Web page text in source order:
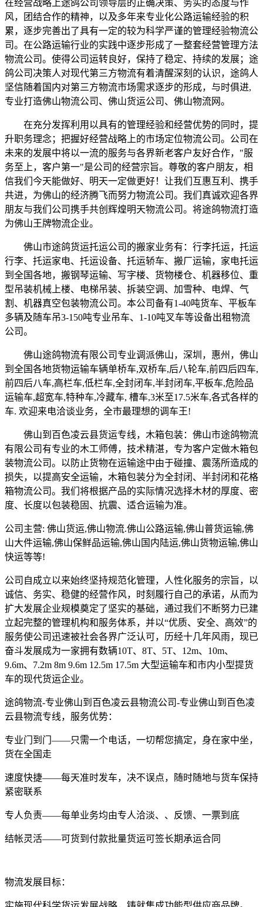
在经营战略上途鸽公司领导层的正确决策、务实的态度与作
风，团结合作的精神，以及多年来专业化公路运输经验的积
累，逐步完善出了具有一定的较为科学严谨的管理经验物流公
司。在公路运输行业的实践中逐步形成了一整套经营管理方法
物流公司。使得公司运转良好，保持了稳定、持续的发展；途
鸽公司决策人对现代第三方物流有着清醒深刻的认识，途鸽人
坚信随着国内对第三方物流市场需求逐步的形成，与时俱进,
专业打造佛山物流公司、佛山货运公司、佛山物流网。
在充分发挥利用以具有的管理经验和经营优势的同时，提
升职务理念；把握好经营战略上的市场定位物流公司。公司在
未来的发展中将以一流的服务与各界新老客户友好合作，"服
务至上，客户第一"是公司的经营宗旨。尊敬的客户朋友，相
信我们今天能做好、明天一定做更好！让我们互惠互利、携手
共进，为佛山的经济腾飞而努力物流公司。我们真诚欢迎各界
朋友与我们公司携手共创辉煌明天物流公司。将途鸽物流打造
为佛山王牌物流企业。
佛山市途鸽货运托运公司的搬家业务有：行李托运，托运
行李、托运家电、托运设备、托运轿车、搬厂运输，家电托运
到全国各地，搬钢琴运输、写字楼、货物楼仓、机器移位、重
型吊装机械上楼、电梯吊装、拆装空调、加雪种、电焊、气
割、机器真空包装物流公司。本公司备有1-40吨货车、平板车
多辆及随车吊3-150吨专业吊车、1-10吨叉车等设备出租物流
公司。
佛山途鸽物流有限公司专业调派佛山，深圳，惠州，佛山
到全国各地货物运输车辆单桥车,双桥车,后八轮车,前四后四车,
前四后八车,高栏车,低栏车,全封闭车,半封闭车,平板车,危险品
运输车,超宽车,特种车,冷藏车, 槽车,3米至17.5米车,各式各样的
车. 欢迎来电洽谈业务，全市最理想的调车王!
佛山到百色凌云县货运专线，木箱包装：佛山市途鸽物流
有限公司有专业的木工师傅，技术精湛，专为客户定做木箱包
装物流公司。以防止货物在运输途中由于碰撞、震荡所造成的
损失，以提高安全运输，木箱包装分为全封闭、半封闭和花格
箱物流公司。我们将根据产品的实际情况选择木材的厚度、密
度、长度以包装稳固、抗震、适合运输为准。
公司主营: 佛山货运,佛山物流.佛山公路运输,佛山普货运输,佛
山大件运输,佛山保鲜品运输,佛山国内陆运,佛山货物运输,佛山
快运等等!
公司自成立以来始终坚持规范化管理，人性化服务的宗旨，以
诚信、务实、稳健的经营作风，时刻履行自己的承诺，从而为
扩大发展企业规模奠定了坚实的基础，通过我们不断努力已建
立起完整的管理机构和服务体系，并以“优质、安全、高效”的
服务使公司迅速被社会各界广泛认可，历经十几年风雨，现已
奋斗发展成为一家拥有数辆10T、8T、5T、12m、10m、
9.6m、7.2m 8m 9.6m 12.5m 17.5m 大型运输车和市内小型提货
车的现代货运企业。
途鸽物流-专业佛山到百色凌云县物流公司-专业佛山到百色凌
云县物流专线，服务优势：
专业门到门——只需一个电话，一切帮您搞定，身在家中坐，
货在全国走
速度快捷——每天准时发车，决不误点，随时随地与货车保持
紧密联系
专人负责——每单业务均由专人洽淡、、反馈、一票到底
结帐灵活——可货到付款批量货运可签长期承运合同
物流发展目标：